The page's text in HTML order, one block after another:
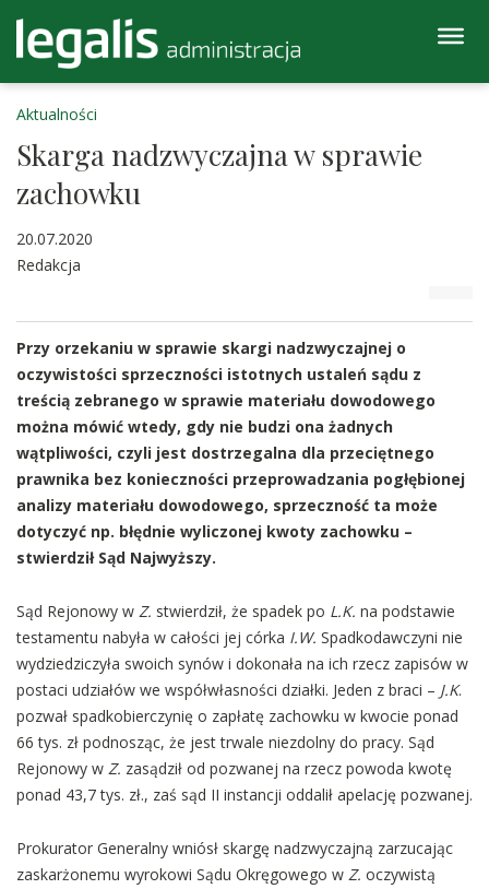
Aktualności
Skarga nadzwyczajna w sprawie
zachowku
20.07.2020
Redakcja
Przy orzekaniu w sprawie skargi nadzwyczajnej o
oczywistości sprzeczności istotnych ustaleń sądu z
treścią zebranego w sprawie materiału dowodowego
można mówić wtedy, gdy nie budzi ona żadnych
wątpliwości, czyli jest dostrzegalna dla przeciętnego
prawnika bez konieczności przeprowadzania pogłębionej
analizy materiału dowodowego, sprzeczność ta może
dotyczyć np. błędnie wyliczonej kwoty zachowku –
stwierdził Sąd Najwyższy.
Sąd Rejonowy w Z. stwierdził, że spadek po L.K. na podstawie
testamentu nabyła w całości jej córka I.W. Spadkodawczyni nie
wydziedziczyła swoich synów i dokonała na ich rzecz zapisów w
postaci udziałów we współwłasności działki. Jeden z braci – J.K.
pozwał spadkobierczynię o zapłatę zachowku w kwocie ponad
66 tys. zł podnosząc, że jest trwale niezdolny do pracy. Sąd
Rejonowy w Z. zasądził od pozwanej na rzecz powoda kwotę
ponad 43,7 tys. zł., zaś sąd II instancji oddalił apelację pozwanej.
Prokurator Generalny wniósł skargę nadzwyczajną zarzucając
zaskarżonemu wyrokowi Sądu Okręgowego w Z. oczywistą